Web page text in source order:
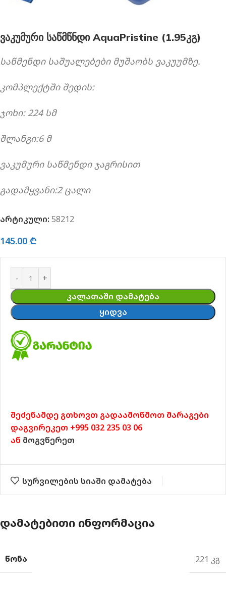
ვაკუმური საწმწნდი AquaPristine (1.95კგ)
საწმენდი საშუალებები მუშაობს ვაკუუმზე.
კომპლექტში შედის:
ჯოხი: 224 სმ
შლანგი:6 მ
ვაკუმური საწმენდი ჯაგრისით
გადამყვანი:2 ცალი
არტიკული: 58212
145.00 ₾
ᲙᲐᲚᲐᲗᲐᲨᲘ ᲓᲐᲛᲐᲢᲔᲑᲐ
ᲧᲘᲓᲕᲐ
შეძენამდე გთხოვთ გადაამოწმოთ მარაგები
დაგვირეკეთ +995 032 235 03 06
ან მოგვწერეთ
სურვილების სიაში დამატება
ᲓᲐᲛᲐᲢᲔᲑᲘᲗᲘ ᲘᲜᲤᲝᲠᲛᲐᲪᲘᲐ
ᲬᲝᲜᲐ 221 კგ